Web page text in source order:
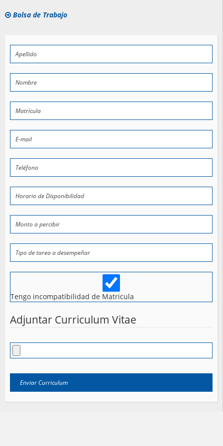
Bolsa de Trabajo
Tengo incompatibilidad de Matricula
Adjuntar Curriculum Vitae